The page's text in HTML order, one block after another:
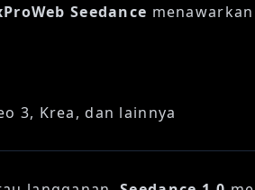
Seedance
3, Krea, dan lainnya